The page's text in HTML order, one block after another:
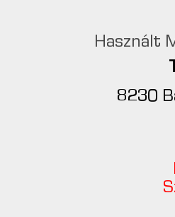
Használt
8230